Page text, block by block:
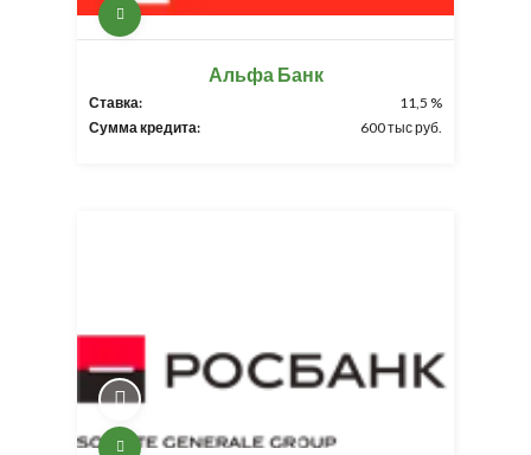
Альфа Банк
Ставка:
11,5 %
Сумма кредита:
600 тыс руб.